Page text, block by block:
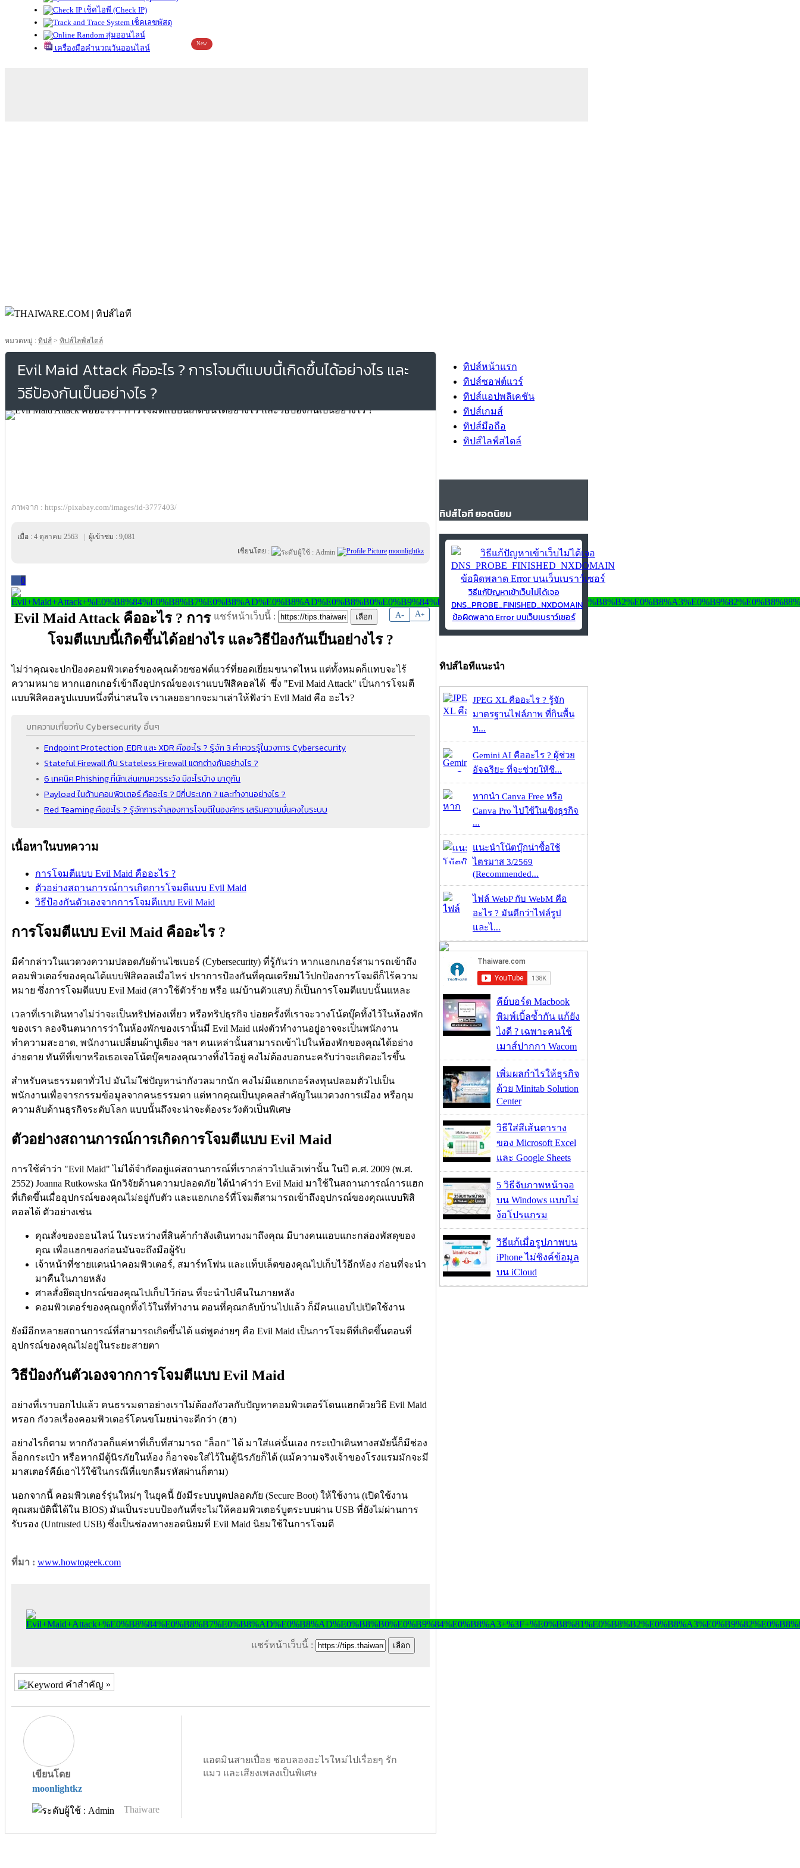
เช็คไอพี (Check IP)
เช็คเลขพัสดุ
สุ่มออนไลน์
เครื่องมือคำนวณวันออนไลน์
New
หมวดหมู่ : ทิปส์ > ทิปส์ไลฟ์สไตล์
Evil Maid Attack คืออะไร ? การโจมตีแบบนี้เกิดขึ้นได้อย่างไร และ
วิธีป้องกันเป็นอย่างไร ?
ภาพจาก : https://pixabay.com/images/id-3777403/
เมื่อ : 4 ตุลาคม 2563 ผู้เข้าชม : 9,081
เขียนโดย :
moonlightkz
0
A- A+
แชร์หน้าเว็บนี้ :
Evil Maid Attack คืออะไร ? การ
โจมตีแบบนี้เกิดขึ้นได้อย่างไร และวิธีป้องกันเป็นอย่างไร ?
ไม่ว่าคุณจะปกป้องคอมพิวเตอร์ของคุณด้วยซอฟต์แวร์ที่ยอดเยี่ยมขนาดไหน แต่ทั้งหมดก็แทบจะไร้
ความหมาย หากแฮกเกอร์เข้าถึงอุปกรณ์ของเราแบบฟิสิคอลได้ ซึ่ง "Evil Maid Attack" เป็นการโจมตี
แบบฟิสิคอลรูปแบบหนึ่งที่น่าสนใจ เราเลยอยากจะมาเล่าให้ฟังว่า Evil Maid คือ อะไร?
บทความเกี่ยวกับ Cybersecurity อื่นๆ
Endpoint Protection, EDR และ XDR คืออะไร ? รู้จัก 3 คำควรรู้ในวงการ Cybersecurity
Stateful Firewall กับ Stateless Firewall แตกต่างกันอย่างไร ?
6 เทคนิค Phishing ที่นักเล่นเกมควรระวัง มีอะไรบ้าง มาดูกัน
Payload ในด้านคอมพิวเตอร์ คืออะไร ? มีกี่ประเภท ? และทำงานอย่างไร ?
Red Teaming คืออะไร ? รู้จักการจำลองการโจมตีในองค์กร เสริมความมั่นคงในระบบ
เนื้อหาในบทความ
การโจมตีแบบ Evil Maid คืออะไร ?
ตัวอย่างสถานการณ์การเกิดการโจมตีแบบ Evil Maid
วิธีป้องกันตัวเองจากการโจมตีแบบ Evil Maid
การโจมตีแบบ Evil Maid คืออะไร ?
มีคำกล่าวในแวดวงความปลอดภัยด้านไซเบอร์ (Cybersecurity) ที่รู้กันว่า หากแฮกเกอร์สามารถเข้าถึง
คอมพิวเตอร์ของคุณได้แบบฟิสิคอลเมื่อไหร่ ปราการป้องกันที่คุณเตรียมไว้ปกป้องการโจมตีก็ไร้ความ
หมาย ซึ่งการโจมตีแบบ Evil Maid (สาวใช้ตัวร้าย หรือ แม่บ้านตัวแสบ) ก็เป็นการโจมตีแบบนั้นแหละ
เวลาที่เราเดินทางไม่ว่าจะเป็นทริปท่องเที่ยว หรือทริปธุรกิจ บ่อยครั้งที่เราจะวางโน้ตบุ๊คทิ้งไว้ในห้องพัก
ของเรา ลองจินตนาการว่าในห้องพักของเรานั้นมี Evil Maid แฝงตัวทำงานอยู่อาจจะเป็นพนักงาน
ทำความสะอาด, พนักงานเปลี่ยนผ้าปูเตียง ฯลฯ คนเหล่านั้นสามารถเข้าไปในห้องพักของคุณได้อย่าง
ง่ายดาย ทันทีที่เขาหรือเธอเจอโน้ตบุ๊คของคุณวางทิ้งไว้อยู่ คงไม่ต้องบอกนะครับว่าจะเกิดอะไรขึ้น
สำหรับคนธรรมดาทั่วไป มันไม่ใช่ปัญหาน่ากังวลมากนัก คงไม่มีแฮกเกอร์ลงทุนปลอมตัวไปเป็น
พนักงานเพื่อจารกรรมข้อมูลจากคนธรรมดา แต่หากคุณเป็นบุคคลสำคัญในแวดวงการเมือง หรือกุม
ความลับด้านธุรกิจระดับโลก แบบนั้นถึงจะน่าจะต้องระวังตัวเป็นพิเศษ
ตัวอย่างสถานการณ์การเกิดการโจมตีแบบ Evil Maid
การใช้คำว่า "Evil Maid" ไม่ได้จำกัดอยู่แค่สถานการณ์ที่เรากล่าวไปแล้วเท่านั้น ในปี ค.ศ. 2009 (พ.ศ.
2552) Joanna Rutkowska นักวิจัยด้านความปลอดภัย ได้นำคำว่า Evil Maid มาใช้ในสถานการณ์การแฮก
ที่เกิดขึ้นเมื่ออุปกรณ์ของคุณไม่อยู่กับตัว และแฮกเกอร์ที่โจมตีสามารถเข้าถึงอุปกรณ์ของคุณแบบฟิสิ
คอลได้ ตัวอย่างเช่น
คุณสั่งของออนไลน์ ในระหว่างที่สินค้ากำลังเดินทางมาถึงคุณ มีบางคนแอบแกะกล่องพัสดุของ
คุณ เพื่อแฮกของก่อนมันจะถึงมือผู้รับ
เจ้าหน้าที่ชายแดนนำคอมพิวเตอร์, สมาร์ทโฟน และแท็บเล็ตของคุณไปเก็บไว้อีกห้อง ก่อนที่จะนำ
มาคืนในภายหลัง
ศาลสั่งยึดอุปกรณ์ของคุณไปเก็บไว้ก่อน ที่จะนำไปคืนในภายหลัง
คอมพิวเตอร์ของคุณถูกทิ้งไว้ในที่ทำงาน ตอนที่คุณกลับบ้านไปแล้ว ก็มีคนแอบไปเปิดใช้งาน
ยังมีอีกหลายสถานการณ์ที่สามารถเกิดขึ้นได้ แต่พูดง่ายๆ คือ Evil Maid เป็นการโจมตีที่เกิดขึ้นตอนที่
อุปกรณ์ของคุณไม่อยู่ในระยะสายตา
วิธีป้องกันตัวเองจากการโจมตีแบบ Evil Maid
อย่างที่เราบอกไปแล้ว คนธรรมดาอย่างเราไม่ต้องกังวลกับปัญหาคอมพิวเตอร์โดนแฮกด้วยวิธี Evil Maid
หรอก กังวลเรื่องคอมพิวเตอร์โดนขโมยน่าจะดีกว่า (ฮา)
อย่างไรก็ตาม หากกังวลก็แค่หาที่เก็บที่สามารถ "ล็อก" ได้ มาใส่แค่นั้นเอง กระเป๋าเดินทางสมัยนี้ก็มีช่อง
ล็อกกระเป๋า หรือหากมีตู้นิรภัยในห้อง ก็อาจจะใส่ไว้ในตู้นิรภัยก็ได้ (แม้ความจริงเจ้าของโรงแรมมักจะมี
มาสเตอร์คีย์เอาไว้ใช้ในกรณ๊ที่แขกลืมรหัสผ่านก็ตาม)
นอกจากนี้ คอมพิวเตอร์รุ่นใหม่ๆ ในยุคนี้ ยังมีระบบบูตปลอดภัย (Secure Boot) ให้ใช้งาน (เปิดใช้งาน
คุณสมบัตินี้ได้ใน BIOS) มันเป็นระบบป้องกันที่จะไม่ให้คอมพิวเตอร์บูตระบบผ่าน USB ที่ยังไม่ผ่านการ
รับรอง (Untrusted USB) ซึ่งเป็นช่องทางยอดนิยมที่ Evil Maid นิยมใช้ในการโจมตี
ที่มา : www.howtogeek.com
แชร์หน้าเว็บนี้ :
คำสำคัญ »
เขียนโดย
moonlightkz
Thaiware
แอดมินสายเปื่อย ชอบลองอะไรใหม่ไปเรื่อยๆ รัก
แมว และเสียงเพลงเป็นพิเศษ
ทิปส์หน้าแรก
ทิปส์ซอฟต์แวร์
ทิปส์แอปพลิเคชัน
ทิปส์เกมส์
ทิปส์มือถือ
ทิปส์ไลฟ์สไตล์
ทิปส์ไอที ยอดนิยม
วิธีแก้ปัญหาเข้าเว็บไม่ได้เจอ
DNS_PROBE_FINISHED_NXDOMAIN
ข้อผิดพลาด Error บนเว็บเบราว์เซอร์
ทิปส์ไอทีแนะนำ
JPEG XL คืออะไร ? รู้จัก
มาตรฐานไฟล์ภาพ ที่กินพื้น
ท...
Gemini AI คืออะไร ? ผู้ช่วย
อัจฉริยะ ที่จะช่วยให้ชี...
หากนำ Canva Free หรือ
Canva Pro ไปใช้ในเชิงธุรกิจ
...
แนะนำโน้ตบุ๊กน่าซื้อใช้
ไตรมาส 3/2569
(Recommended...
ไฟล์ WebP กับ WebM คือ
อะไร ? มันดีกว่าไฟล์รูป
และไ...
คีย์บอร์ด Macbook
พิมพ์เบิ้ลซ้ำกัน แก้ยัง
ไงดี ? เฉพาะคนใช้
เมาส์ปากกา Wacom
เพิ่มผลกำไรให้ธุรกิจ
ด้วย Minitab Solution
Center
วิธีใส่สีเส้นตาราง
ของ Microsoft Excel
และ Google Sheets
5 วิธีจับภาพหน้าจอ
บน Windows แบบไม่
ง้อโปรแกรม
วิธีแก้เมื่อรูปภาพบน
iPhone ไม่ซิงค์ข้อมูล
บน iCloud